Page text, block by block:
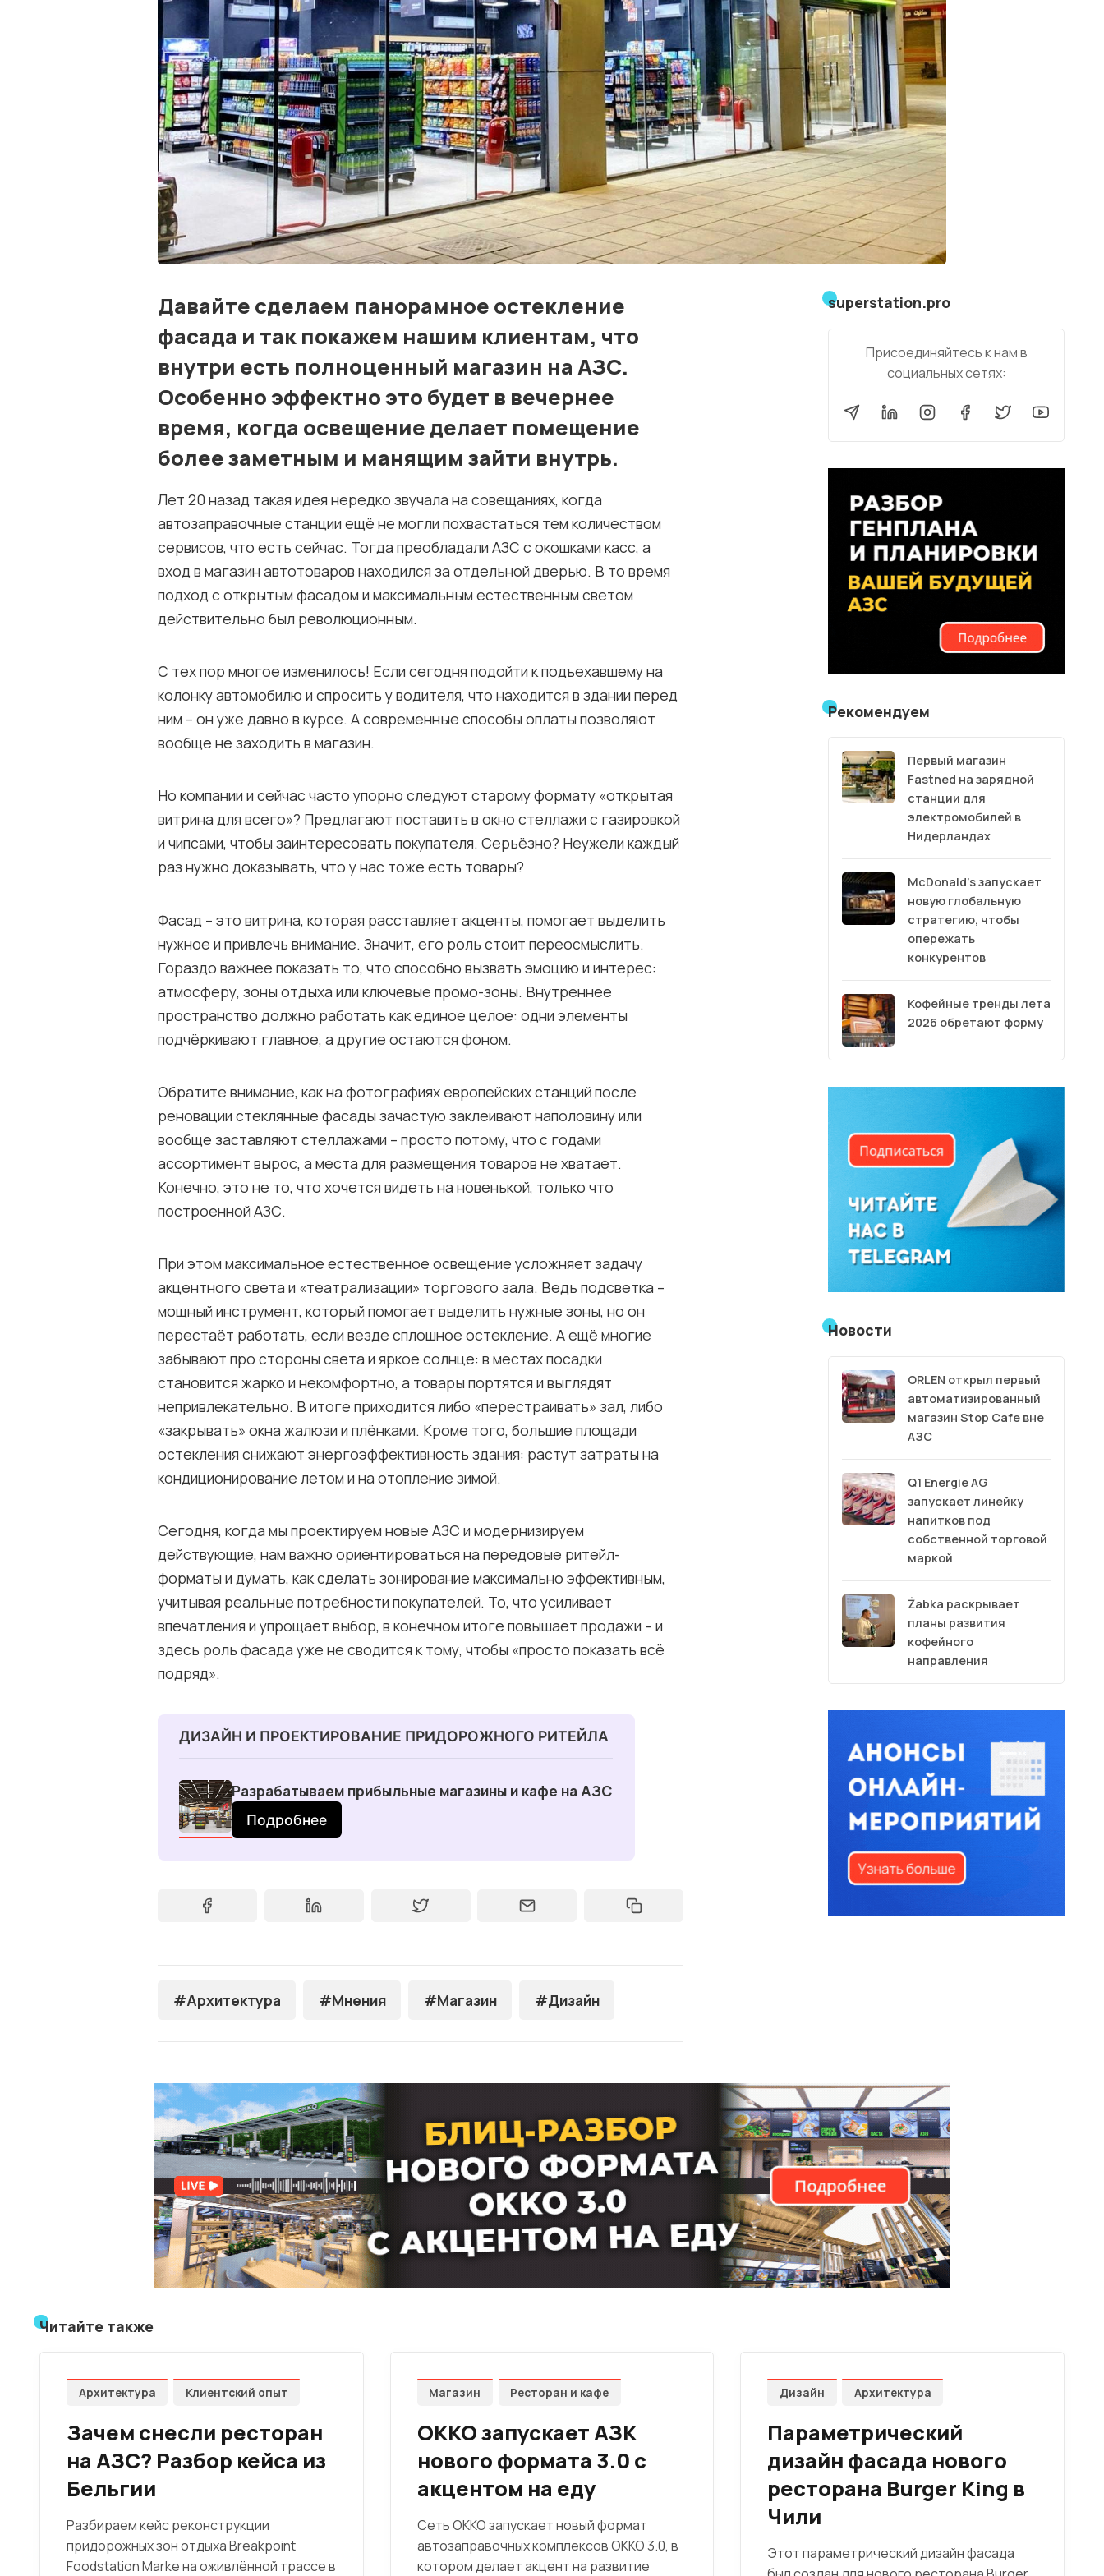
Контакты
Лучшие АЗС мира
Мнения
Видео
Подписка
Условия использования материалов
Политика конфиденциальности и cookie
Давайте сделаем панорамное остекление
фасада и так покажем нашим клиентам, что
внутри есть полноценный магазин на АЗС.
Особенно эффектно это будет в вечернее
время, когда освещение делает помещение
более заметным и манящим зайти внутрь.
Лет 20 назад такая идея нередко звучала на совещаниях, когда
автозаправочные станции ещё не могли похвастаться тем количеством
сервисов, что есть сейчас. Тогда преобладали АЗС с окошками касс, а
вход в магазин автотоваров находился за отдельной дверью. В то время
подход с открытым фасадом и максимальным естественным светом
действительно был революционным.
С тех пор многое изменилось! Если сегодня подойти к подъехавшему на
колонку автомобилю и спросить у водителя, что находится в здании перед
ним – он уже давно в курсе. А современные способы оплаты позволяют
вообще не заходить в магазин.
Но компании и сейчас часто упорно следуют старому формату «открытая
витрина для всего»? Предлагают поставить в окно стеллажи с газировкой
и чипсами, чтобы заинтересовать покупателя. Серьёзно? Неужели каждый
раз нужно доказывать, что у нас тоже есть товары?
Фасад – это витрина, которая расставляет акценты, помогает выделить
нужное и привлечь внимание. Значит, его роль стоит переосмыслить.
Гораздо важнее показать то, что способно вызвать эмоцию и интерес:
атмосферу, зоны отдыха или ключевые промо-зоны. Внутреннее
пространство должно работать как единое целое: одни элементы
подчёркивают главное, а другие остаются фоном.
Обратите внимание, как на фотографиях европейских станций после
реновации стеклянные фасады зачастую заклеивают наполовину или
вообще заставляют стеллажами – просто потому, что с годами
ассортимент вырос, а места для размещения товаров не хватает.
Конечно, это не то, что хочется видеть на новенькой, только что
построенной АЗС.
При этом максимальное естественное освещение усложняет задачу
акцентного света и «театрализации» торгового зала. Ведь подсветка –
мощный инструмент, который помогает выделить нужные зоны, но он
перестаёт работать, если везде сплошное остекление. А ещё многие
забывают про стороны света и яркое солнце: в местах посадки
становится жарко и некомфортно, а товары портятся и выглядят
непривлекательно. В итоге приходится либо «перестраивать» зал, либо
«закрывать» окна жалюзи и плёнками. Кроме того, большие площади
остекления снижают энергоэффективность здания: растут затраты на
кондиционирование летом и на отопление зимой.
Сегодня, когда мы проектируем новые АЗС и модернизируем
действующие, нам важно ориентироваться на передовые ритейл-
форматы и думать, как сделать зонирование максимально эффективным,
учитывая реальные потребности покупателей. То, что усиливает
впечатления и упрощает выбор, в конечном итоге повышает продажи – и
здесь роль фасада уже не сводится к тому, чтобы «просто показать всё
подряд».
ДИЗАЙН И ПРОЕКТИРОВАНИЕ ПРИДОРОЖНОГО РИТЕЙЛА
Разрабатываем прибыльные магазины и кафе на АЗС
Подробнее
#Архитектура #Мнения #Магазин #Дизайн
superstation.pro
Присоединяйтесь к нам в
социальных сетях:
Рекомендуем
Первый магазин
Fastned на зарядной
станции для
электромобилей в
Нидерландах
McDonald’s запускает
новую глобальную
стратегию, чтобы
опережать
конкурентов
Кофейные тренды лета
2026 обретают форму
Новости
ORLEN открыл первый
автоматизированный
магазин Stop Cafe вне
АЗС
Q1 Energie AG
запускает линейку
напитков под
собственной торговой
маркой
Żabka раскрывает
планы развития
кофейного
направления
Читайте также
Архитектура Клиентский опыт
Зачем снесли ресторан
на АЗС? Разбор кейса из
Бельгии
Разбираем кейс реконструкции
придорожных зон отдыха Breakpoint
Foodstation Marke на оживлённой трассе в
Магазин Ресторан и кафе
OKKO запускает АЗК
нового формата 3.0 с
акцентом на еду
Сеть OKKO запускает новый формат
автозаправочных комплексов OKKO 3.0, в
котором делает акцент на развитие
Дизайн Архитектура
Параметрический
дизайн фасада нового
ресторана Burger King в
Чили
Этот параметрический дизайн фасада